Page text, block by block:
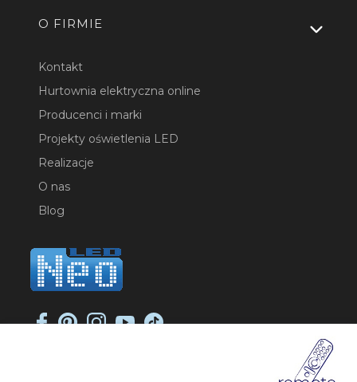
O FIRMIE
Kontakt
Hurtownia elektryczna online
Producenci i marki
Projekty oświetlenia LED
Realizacje
O nas
Blog